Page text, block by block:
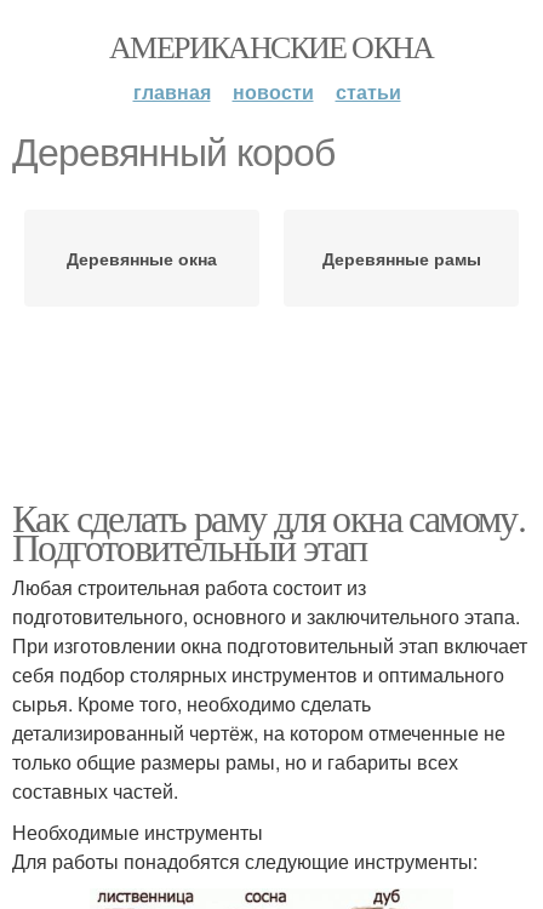
АМЕРИКАНСКИЕ ОКНА
главная новости статьи
Деревянный короб
Деревянные окна Деревянные рамы
Как сделать раму для окна самому.
Подготовительный этап
Любая строительная работа состоит из
подготовительного, основного и заключительного этапа.
При изготовлении окна подготовительный этап включает
себя подбор столярных инструментов и оптимального
сырья. Кроме того, необходимо сделать
детализированный чертёж, на котором отмеченные не
только общие размеры рамы, но и габариты всех
составных частей.
Необходимые инструменты
Для работы понадобятся следующие инструменты: